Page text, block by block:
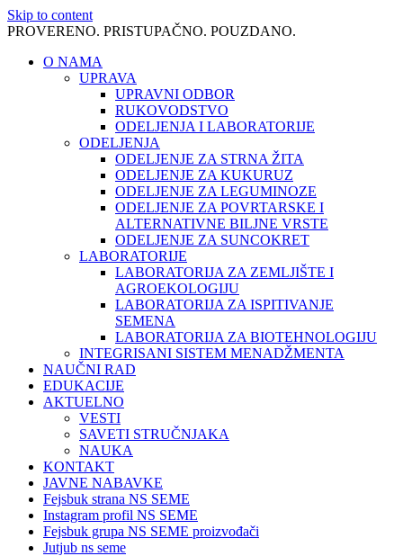
Skip to content
PROVERENO. PRISTUPAČNO. POUZDANO.
O NAMA
UPRAVA
UPRAVNI ODBOR
RUKOVODSTVO
ODELJENJA I LABORATORIJE
ODELJENJA
ODELJENJE ZA STRNA ŽITA
ODELJENJE ZA KUKURUZ
ODELJENJE ZA LEGUMINOZE
ODELJENJE ZA POVRTARSKE I
ALTERNATIVNE BILJNE VRSTE
ODELJENJE ZA SUNCOKRET
LABORATORIJE
LABORATORIJA ZA ZEMLJIŠTE I
AGROEKOLOGIJU
LABORATORIJA ZA ISPITIVANJE
SEMENA
LABORATORIJA ZA BIOTEHNOLOGIJU
INTEGRISANI SISTEM MENADŽMENTA
NAUČNI RAD
EDUKACIJE
AKTUELNO
VESTI
SAVETI STRUČNJAKA
NAUKA
KONTAKT
JAVNE NABAVKE
Fejsbuk strana NS SEME
Instagram profil NS SEME
Fejsbuk grupa NS SEME proizvođači
Jutjub ns seme